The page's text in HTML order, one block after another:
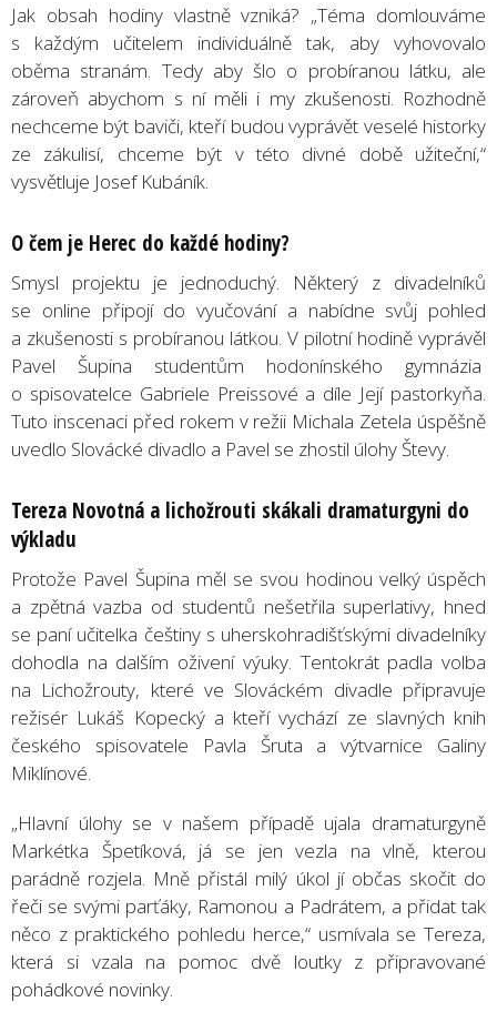
Jak obsah hodiny vlastně vzniká? „Téma domlouváme
s každým učitelem individuálně tak, aby vyhovovalo
oběma stranám. Tedy aby šlo o probíranou látku, ale
zároveň abychom s ní měli i my zkušenosti. Rozhodně
nechceme být baviči, kteří budou vyprávět veselé historky
ze zákulisí, chceme být v této divné době užiteční,“
vysvětluje Josef Kubáník.
Očem je Herec do každé hodiny?
Smysl projektu je jednoduchý. Některý z divadelníků
se online připojí do vyučování a nabídne svůj pohled
a zkušenosti s probíranou látkou. V pilotní hodině vyprávěl
Pavel Šupina studentům hodonínského gymnázia
o spisovatelce Gabriele Preissové a díle Její pastorkyňa.
Tuto inscenaci před rokem v režii Michala Zetela úspěšně
uvedlo Slovácké divadlo a Pavel se zhostil úlohy Števy.
Tereza Novotná a lichožrouti skákali dramaturgyni do
výkladu
Protože Pavel Šupina měl se svou hodinou velký úspěch
a zpětná vazba od studentů nešetřila superlativy, hned
se paní učitelka češtiny s uherskohradišťskými divadelníky
dohodla na dalším oživení výuky. Tentokrát padla volba
na Lichožrouty, které ve Slováckém divadle připravuje
režisér Lukáš Kopecký a kteří vychází ze slavných knih
českého spisovatele Pavla Šruta a výtvarnice Galiny
Miklínové.
„Hlavní úlohy se v našem případě ujala dramaturgyně
Markétka Špetíková, já se jen vezla na vlně, kterou
parádně rozjela. Mně přistál milý úkol jí občas skočit do
řeči se svými parťáky, Ramonou a Padrátem, a přidat tak
něco z praktického pohledu herce,“ usmívala se Tereza,
která si vzala na pomoc dvě loutky z připravované
pohádkové novinky.